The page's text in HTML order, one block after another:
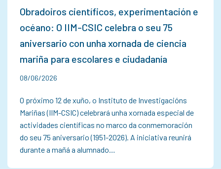
Obradoiros científicos, experimentación e
océano: O IIM-CSIC celebra o seu 75
aniversario con unha xornada de ciencia
mariña para escolares e ciudadanía
08/06/2026
O próximo 12 de xuño, o Instituto de Investigacións
Mariñas (IIM-CSIC) celebrará unha xornada especial de
actividades científicas no marco da conmemoración
do seu 75 aniversario (1951-2026). A iniciativa reunirá
durante a mañá a alumnado…